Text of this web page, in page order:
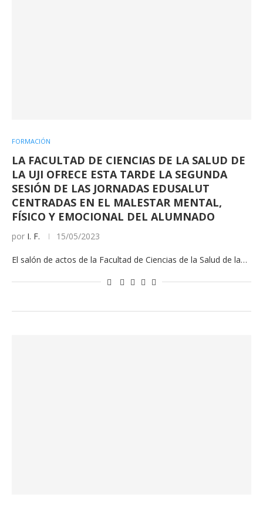
FORMACIÓN
LA FACULTAD DE CIENCIAS DE LA SALUD DE
LA UJI OFRECE ESTA TARDE LA SEGUNDA
SESIÓN DE LAS JORNADAS EDUSALUT
CENTRADAS EN EL MALESTAR MENTAL,
FÍSICO Y EMOCIONAL DEL ALUMNADO
por I. F. 15/05/2023
El salón de actos de la Facultad de Ciencias de la Salud de la…